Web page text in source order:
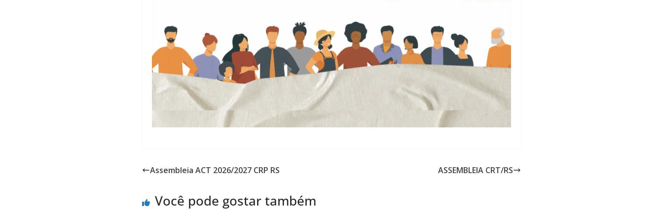
Assembleia ACT 2026/2027 CRP RS ASSEMBLEIA CRT/RS
Você pode gostar também